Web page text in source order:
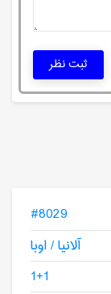
#8029
آلانیا / اوبا
1+1
ثبت نظر